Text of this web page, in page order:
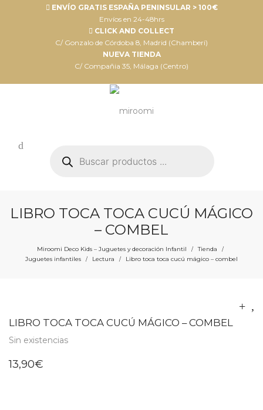
ENVÍO GRATIS ESPAÑA PENINSULAR > 100€
Envíos en 24-48hrs
CLICK AND COLLECT
C/ Gonzalo de Córdoba 8, Madrid (Chamberí)
NUEVA TIENDA
C/ Compañia 35, Málaga (Centro)
productos
LIBRO TOCA TOCA CUCÚ MÁGICO
– COMBEL
Miroomi Deco Kids – Juguetes y decoración Infantil / Tienda /
Juguetes infantiles / Lectura / Libro toca toca cucú mágico – combel
LIBRO TOCA TOCA CUCÚ MÁGICO – COMBEL
Sin existencias
13,90€